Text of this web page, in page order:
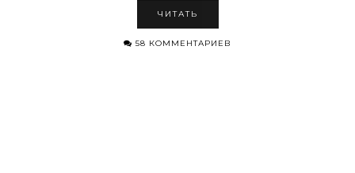
ЧИТАТЬ
58 КОММЕНТАРИЕВ